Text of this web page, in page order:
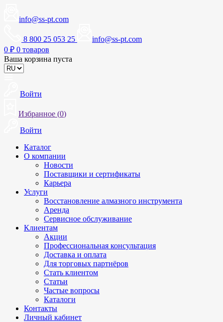
info@ss-pt.com
8 800 25 053 25
info@ss-pt.com
0 ₽ 0 товаров
Ваша корзина пуста
Войти
Избранное (0)
Войти
Каталог
О компании
Новости
Поставщики и сертификаты
Карьера
Услуги
Восстановление алмазного инструмента
Аренда
Сервисное обслуживание
Клиентам
Акции
Профессиональная консультация
Доставка и оплата
Для торговых партнёров
Стать клиентом
Статьи
Частые вопросы
Каталоги
Контакты
Личный кабинет